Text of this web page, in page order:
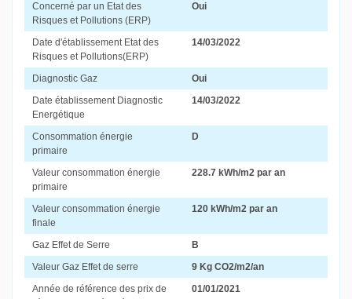
Concerné par un Etat des
Risques et Pollutions (ERP)
Oui
Date d'établissement Etat des
Risques et Pollutions(ERP)
14/03/2022
Diagnostic Gaz
Oui
Date établissement Diagnostic
Energétique
14/03/2022
Consommation énergie
primaire
D
Valeur consommation énergie
primaire
228.7 kWh/m2 par an
Valeur consommation énergie
finale
120 kWh/m2 par an
Gaz Effet de Serre
B
Valeur Gaz Effet de serre
9 Kg CO2/m2/an
Année de référence des prix de
01/01/2021